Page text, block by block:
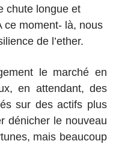
chute longue et
ce moment- là, nous
de l’ether.
le marché en
en attendant, des
sur des actifs plus
dénicher le nouveau
mais beaucoup